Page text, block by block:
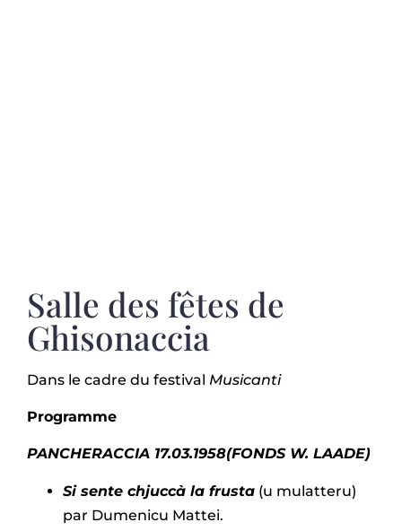
Salle des fêtes de
Ghisonaccia
Dans le cadre du festival Musicanti
Programme
PANCHERACCIA 17.03.1958(FONDS W. LAADE)
Si sente chjuccà la frusta (u mulatteru)
par Dumenicu Mattei.